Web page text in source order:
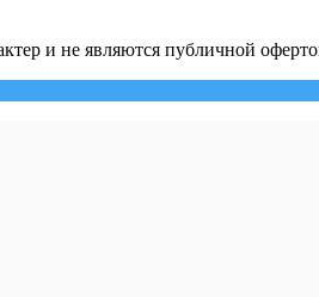
и не являются публичной